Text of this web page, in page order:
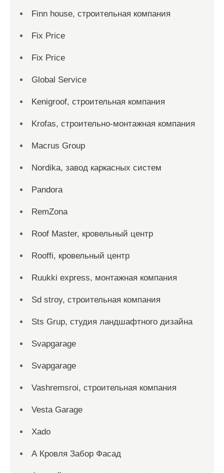
Finn house, строительная компания
Fix Price
Fix Price
Global Service
Kenigroof, строительная компания
Krofas, строительно-монтажная компания
Macrus Group
Nordika, завод каркасных систем
Pandora
RemZona
Roof Master, кровельный центр
Rooffi, кровельный центр
Ruukki express, монтажная компания
Sd stroy, строительная компания
Sts Grup, студия ландшафтного дизайна
Svapgarage
Svapgarage
Vashremsroi, строительная компания
Vesta Garage
Xado
А Кровля Забор Фасад